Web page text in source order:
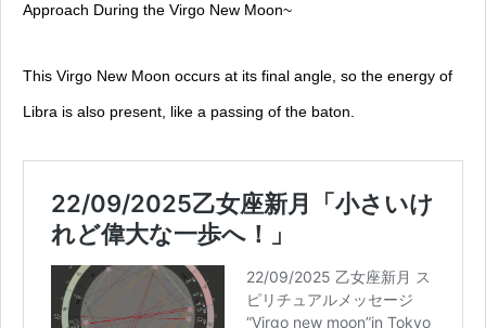
Approach During the Virgo New Moon~
This Virgo New Moon occurs at its final angle, so the energy of
Libra is also present, like a passing of the baton.